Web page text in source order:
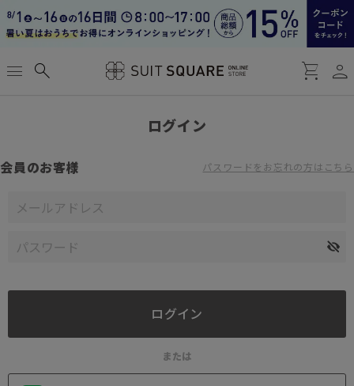
menu search shopping_cart person
ログイン
会員のお客様 パスワードをお忘れの方はこちら
または